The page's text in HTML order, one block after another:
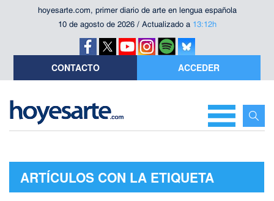
hoyesarte.com, primer diario de arte en lengua española
10 de agosto de 2026 / Actualizado a 13:12h
CONTACTO ACCEDER
ARTÍCULOS CON LA ETIQUETA